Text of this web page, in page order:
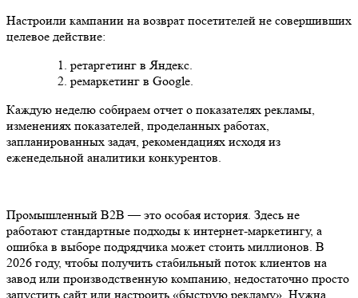
Настроили кампании на возврат посетителей не совершивших
целевое действие:
ретаргетинг в Яндекс.
ремаркетинг в Google.
Каждую неделю собираем отчет о показателях рекламы,
изменениях показателей, проделанных работах,
запланированных задач, рекомендациях исходя из
еженедельной аналитики конкурентов.
Промышленный B2B — это особая история. Здесь не
работают стандартные подходы к интернет-маркетингу, а
ошибка в выборе подрядчика может стоить миллионов. В
2026 году, чтобы получить стабильный поток клиентов на
завод или производственную компанию, недостаточно просто
запустить сайт или настроить «быструю рекламу». Нужна